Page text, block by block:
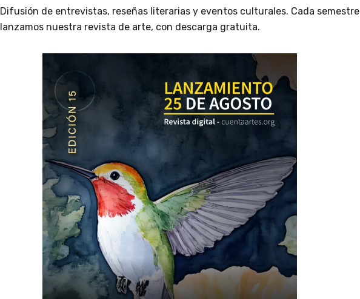
Difusión de entrevistas, reseñas literarias y eventos culturales. Cada semestre
lanzamos nuestra revista de arte, con descarga gratuita.